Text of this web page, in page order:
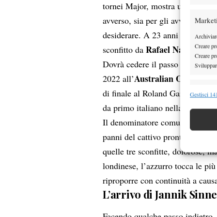
Creare
Creare
scelte
Gestisci
tornei Major, mostra una
avverso, sia per gli avversari
desiderare. A 23 anni il suo
sconfitto daRafael Nadal,
Dovrà cedere il passo allo
2022 all’Australian Open
di finale al Roland Garros e allo
da primo italiano nella storia.
Il denominatore comune di
panni del cattivo pronto a
quelle tre sconfitte, dolorose,
londinese, l’azzurro tocca le
riproporre con continuità a
L’arrivo di Jannik